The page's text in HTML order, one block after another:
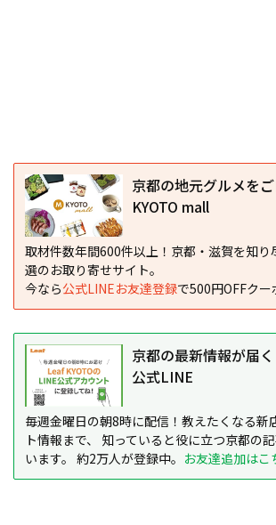
京都の地元グルメを
KYOTO mall
取材件数年間600件以上！京都・滋賀を知り
選のお取り寄せサイト。
今なら公式LINEお友達登録で500円OFFク
京都の最新情報が届
公式LINE
毎週金曜日の朝8時に配信！教えたくなる新
ト情報まで、 知っていると役に立つ京都の
います。 約2万人が登録中。 お友達追加はこ